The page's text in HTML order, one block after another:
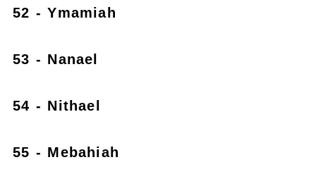
52 - Ymamiah
53 - Nanael
54 - Nithael
55 - Mebahiah